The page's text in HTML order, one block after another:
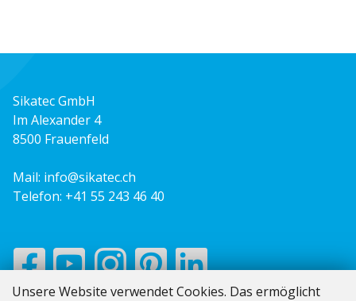
Sikatec GmbH
Im Alexander 4
8500 Frauenfeld
Mail: info@sikatec.ch
Telefon: +41 55 243 46 40
Unsere Website verwendet Cookies. Das ermöglicht